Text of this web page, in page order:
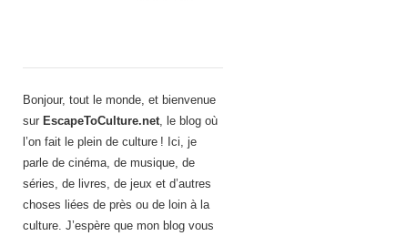
Bonjour, tout le monde, et bienvenue
sur EscapeToCulture.net , le blog où
l’on fait le plein de culture ! Ici, je
parle de cinéma, de musique, de
séries, de livres, de jeux et d’autres
choses liées de près ou de loin à la
culture. J’espère que mon blog vous